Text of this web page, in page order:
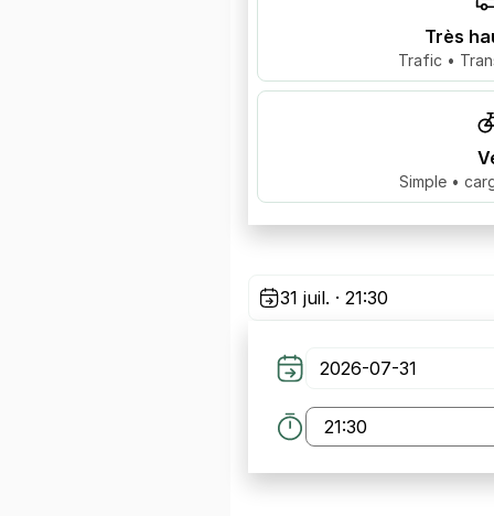
Très
Trafic •
Simple •
31 juil. · 21:30